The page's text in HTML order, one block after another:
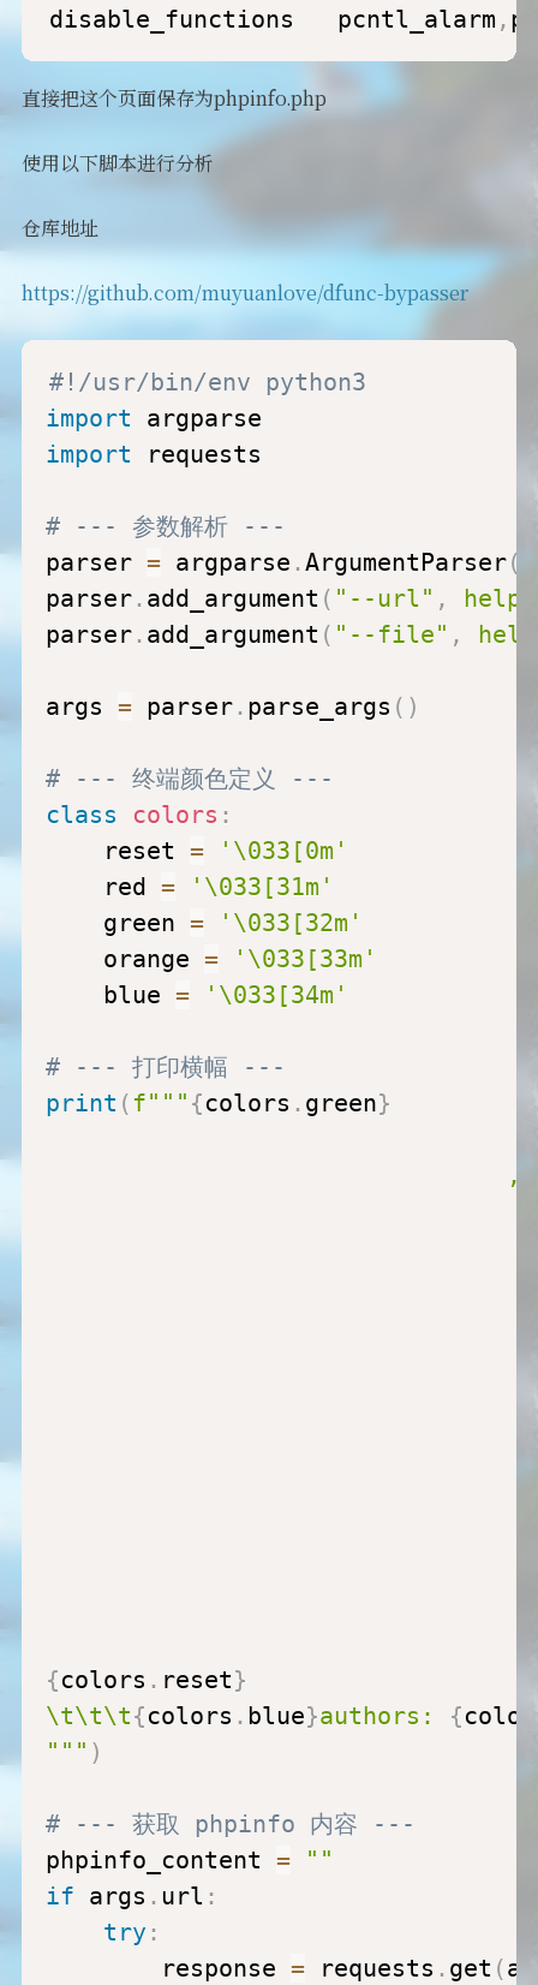
disable_functions   pcntl_alarm ,
直接把这个页面保存为phpinfo.php
使用以下脚本进行分析
仓库地址
https://github.com/muyuanlove/dfunc-bypasser
#!/usr/bin/env python3
import
import requests
# --- 参数解析 ---
parser = argparse . ArgumentParser(
parser. add_argument ( "--url" , help
parser. add_argument ( "--file" , help
args = parser. parse_args ( )
# --- 终端颜色定义 ---
class
colors :
    reset
=
'\033[0m'
    red
=
'\033[31m'
    green
=
'\033[32m'
    orange
=
'\033[33m'
    blue
= '\033[34m'
# --- 打印横幅 ---
print (f""" {colors . green}
{colors . reset}
\t\t\t{colors . blue}authors: {
""" )
# --- 获取 phpinfo 内容 ---
phpinfo_content =
""
if args . url :
try :
        response
= requests . get (